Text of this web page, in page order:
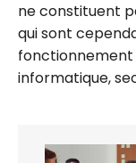
ne constituent
qui sont
fonctionnement
informatique,